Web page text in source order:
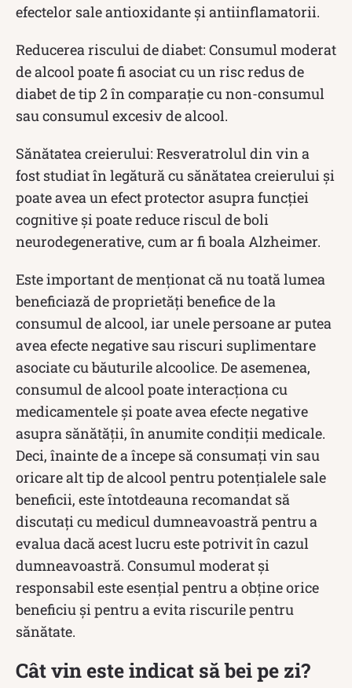
efectelor sale antioxidante și antiinflamatorii.
Reducerea riscului de diabet: Consumul moderat
de alcool poate fi asociat cu un risc redus de
diabet de tip 2 în comparație cu non-consumul
sau consumul excesiv de alcool.
Sănătatea creierului: Resveratrolul din vin a
fost studiat în legătură cu sănătatea creierului și
poate avea un efect protector asupra funcției
cognitive și poate reduce riscul de boli
neurodegenerative, cum ar fi boala Alzheimer.
Este important de menționat că nu toată lumea
beneficiază de proprietăți benefice de la
consumul de alcool, iar unele persoane ar putea
avea efecte negative sau riscuri suplimentare
asociate cu băuturile alcoolice. De asemenea,
consumul de alcool poate interacționa cu
medicamentele și poate avea efecte negative
asupra sănătății, în anumite condiții medicale.
Deci, înainte de a începe să consumați vin sau
oricare alt tip de alcool pentru potențialele sale
beneficii, este întotdeauna recomandat să
discutați cu medicul dumneavoastră pentru a
evalua dacă acest lucru este potrivit în cazul
dumneavoastră. Consumul moderat și
responsabil este esențial pentru a obține orice
beneficiu și pentru a evita riscurile pentru
sănătate.
Cât vin este indicat să bei pe zi?